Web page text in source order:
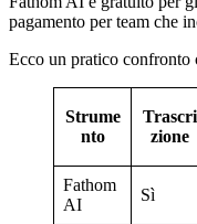
pagamento per team che
Ecco un pratico confronto
Strume
nto
Trascri
zione
Fathom
AI
Sì